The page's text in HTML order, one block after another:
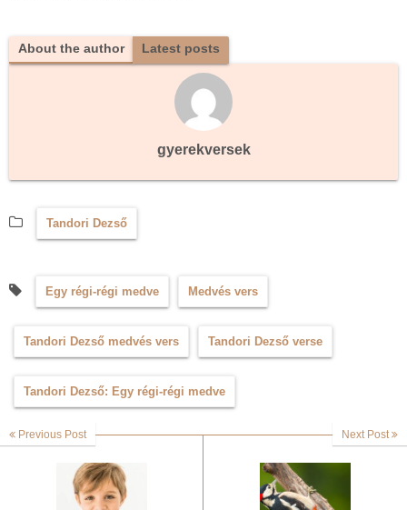
About the author Latest posts
gyerekversek
Tandori Dezső
Egy régi-régi medve Medvés vers
Tandori Dezső medvés vers Tandori Dezső verse
Tandori Dezső: Egy régi-régi medve
Previous Post Next Post